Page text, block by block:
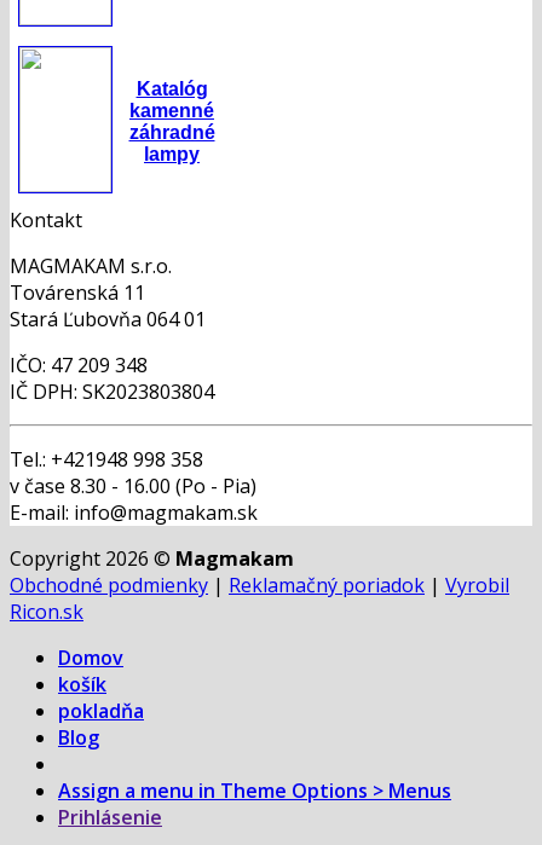
Katalóg
kamenné
záhradné
lampy
Kontakt
MAGMAKAM s.r.o.
Továrenská 11
Stará Ľubovňa 064 01
IČO: 47 209 348
IČ DPH: SK2023803804
Tel.: +421948 998 358
v čase 8.30 - 16.00 (Po - Pia)
E-mail: info@magmakam.sk
Copyright 2026 © Magmakam
Obchodné podmienky | Reklamačný poriadok | Vyrobil
Ricon.sk
Domov
košík
pokladňa
Blog
Assign a menu in Theme Options > Menus
Prihlásenie